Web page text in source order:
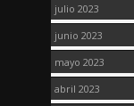
julio 2023
junio 2023
mayo 2023
abril 2023